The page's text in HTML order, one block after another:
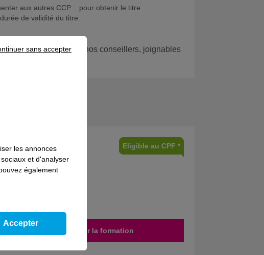
aux autres CCP : pour obtenir le titre
de validité du titre.
contact avec l’un de nos conseillers, joignables
Eligible au CPF *
Découvrir la formation
les annonces
et d'analyser
également
sans accepter
Accepter